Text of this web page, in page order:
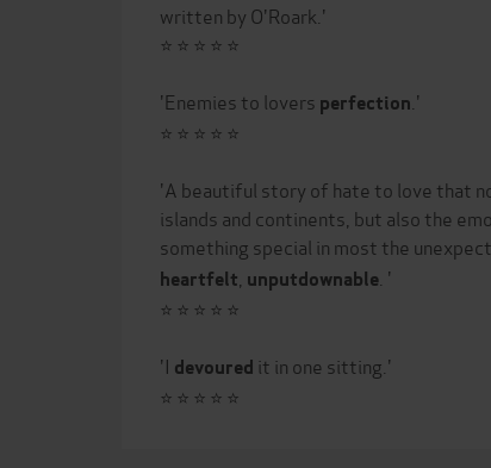
written by O'Roark.'
⭐ ⭐ ⭐ ⭐ ⭐
'Enemies to lovers perfection .'
⭐ ⭐ ⭐ ⭐ ⭐
'A beautiful story of hate to love that
islands and continents, but also the
something special in most the
heartfelt unputdownable . '
⭐ ⭐ ⭐ ⭐ ⭐
'I devoured it in one sitting.'